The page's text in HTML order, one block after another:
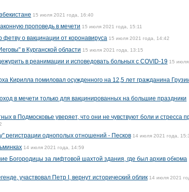
15 июля 2021 года, 16:40
проповедь в мечети 15 июля 2021 года, 15:11
о вакцинации от коронавируса 15 июля 2021 года, 14:42
в Курганской области 15 июля 2021 года, 13:15
в реанимации и исповедовать больных с COVID-19 15 июля
Кирилла помиловал осужденного на 12,5 лет гражданина
в мечети только для вакцинированных на большие праздники
в Подмосковье уверяет, что они не чувствуют боли и стресса
регистрации однополых отношений - Песков 14 июля 2021 года,
14 июля 2021 года, 14:59
Богородицы за лифтовой шахтой здания, где был архив обкома
участвовал Петр I, вернут исторический облик 14 июля 2021